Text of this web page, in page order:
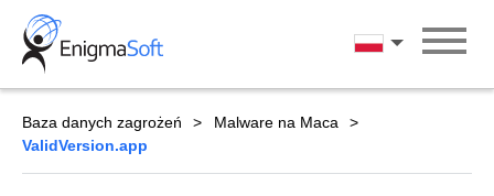
Skip
content
Polski
Baza danych zagrożeń
Malware na Maca
ValidVersion.app